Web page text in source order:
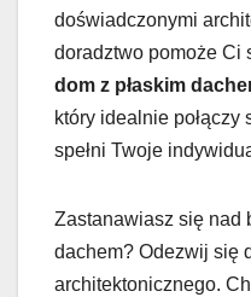
doświadczonymi
doradztwo pomoże Ci
dom z płaskim
który idealnie
spełni Twoje
Zastanawiasz się nad
dachem? Odezwij się
architektonicznego.